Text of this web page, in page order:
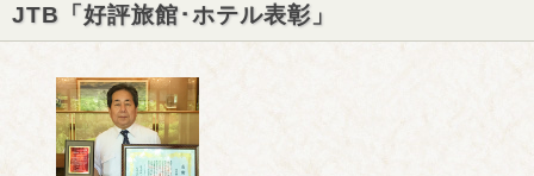
JTB「好評旅館･ホテル表彰」